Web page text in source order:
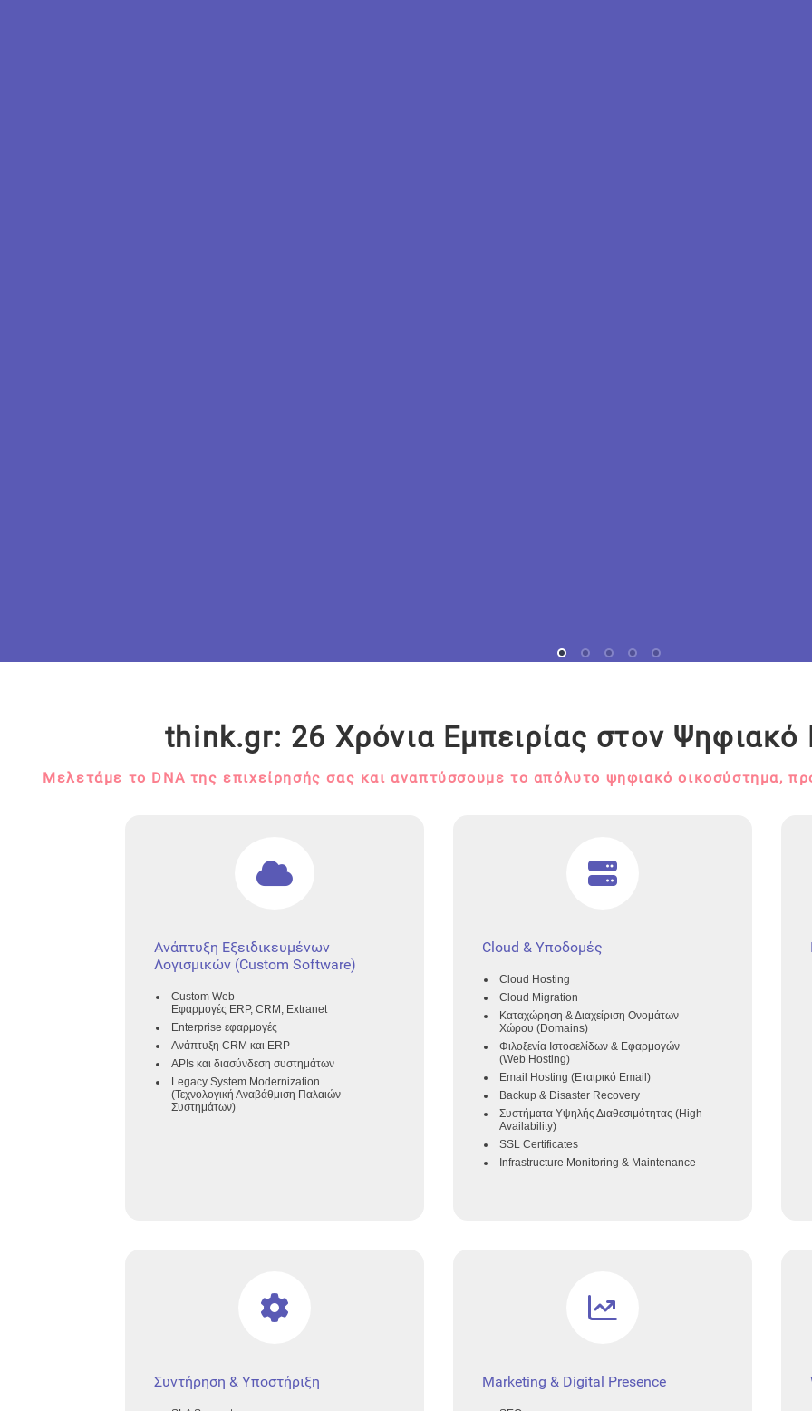
think.gr: 26 Χρόνια Εμπειρίας στον
Μελετάμε το DNA της επιχείρησής σας και αναπτύσσουμε το απόλυτο ψηφιακό οικοσύστημα,
Ανάπτυξη Εξειδικευμένων
Λογισμικών (Custom Software)
Custom Web
Εφαρμογές ERP, CRM, Extranet
Enterprise εφαρμογές
Ανάπτυξη CRM και ERP
APIs και διασύνδεση συστημάτων
Legacy System Modernization
(Τεχνολογική Αναβάθμιση Παλαιών
Συστημάτων)
Cloud & Υποδομές
Cloud Hosting
Cloud Migration
Καταχώρηση & Διαχείριση Ονομάτων
Χώρου (Domains)
Φιλοξενία Ιστοσελίδων & Εφαρμογών
(Web Hosting)
Email Hosting (Εταιρικό Email)
Backup & Disaster Recovery
Συστήματα Υψηλής Διαθεσιμότητας (High
Availability)
SSL Certificates
Infrastructure Monitoring & Maintenance
Συντήρηση & Υποστήριξη Marketing & Digital Presence